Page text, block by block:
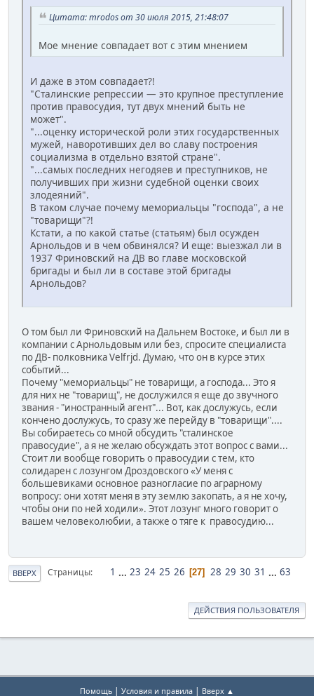
Цитата: mrodos от 30 июля 2015, 21:48:07
Мое мнение совпадает вот с этим мнением
И даже в этом совпадает?!
"Сталинские репрессии — это крупное преступление
против правосудия, тут двух мнений быть не
может".
"...оценку исторической роли этих государственных
мужей, наворотивших дел во славу построения
социализма в отдельно взятой стране".
"...самых последних негодяев и преступников, не
получивших при жизни судебной оценки своих
злодеяний".
В таком случае почему мемориальцы "господа", а не
"товарищи"?!
Кстати, а по какой статье (статьям) был осужден
Арнольдов и в чем обвинялся? И еще: выезжал ли в
1937 Фриновский на ДВ во главе московской
бригады и был ли в составе этой бригады
Арнольдов?
О том был ли Фриновский на Дальнем Востоке, и был ли в
компании с Арнольдовым или без, спросите специалиста
по ДВ- полковника Velfrjd. Думаю, что он в курсе этих
событий...
Почему "мемориальцы" не товарищи, а господа... Это я
для них не "товарищ", не дослужился я еще до звучного
звания - "иностранный агент"... Вот, как дослужусь, если
кончено дослужусь, то сразу же перейду в "товарищи"....
Вы собираетесь со мной обсудить "сталинское
правосудие", а я не желаю обсуждать этот вопрос с вами...
Стоит ли вообще говорить о правосудии с тем, кто
солидарен с лозунгом Дроздовского «У меня с
большевиками основное разногласие по аграрному
вопросу: они хотят меня в эту землю закопать, а я не хочу,
чтобы они по ней ходили». Этот лозунг много говорит о
вашем человеколюбии, а также о тяге к правосудию...
ВВЕРХ Страницы 1 ... 23 24 25 26 27 28 29 30 31 ... 63
ДЕЙСТВИЯ ПОЛЬЗОВАТЕЛЯ
Помощь | Условия и правила | Вверх ▲